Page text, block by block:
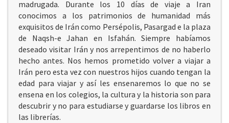
madrugada. Durante los 10 días de viaje a Iran
conocimos a los patrimonios de humanidad más
exquisitos de Irán como Persépolis, Pasargad e la plaza
de Naqsh-e Jahan en Isfahán. Siempre habíamos
deseado visitar Irán y nos arrepentimos de no haberlo
hecho antes. Nos hemos prometido volver a viajar a
Irán pero esta vez con nuestros hijos cuando tengan la
edad para viajar y así les ensenaremos lo que no se
ensena en los colegios, la cultura y la historia son para
descubrir y no para estudiarse y guardarse los libros en
las librerías.